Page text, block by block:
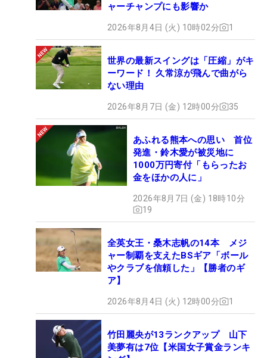
ャーチャンプにも影響か
2026年8月4日 (火) 10時02分 1
世界の最新スイングは「圧縮」がキ
ーワード！ 久常涼が飛んで曲がら
ない理由
2026年8月7日 (金) 12時00分 35
あふれる熊本への思い 首位
発進・鈴木愛が被災地に
1000万円寄付「もらったお
金をほかの人に」
2026年8月7日 (金) 18時10分
19
全英女王・桑木志帆の14本 メジ
ャー制覇を支えたBSギア「ボール
やクラブを信頼した」【勝者のギ
ア】
2026年8月4日 (火) 12時00分 1
竹田麗央が13ランクアップ 山下
美夢有は7位【米国女子賞金ランキ